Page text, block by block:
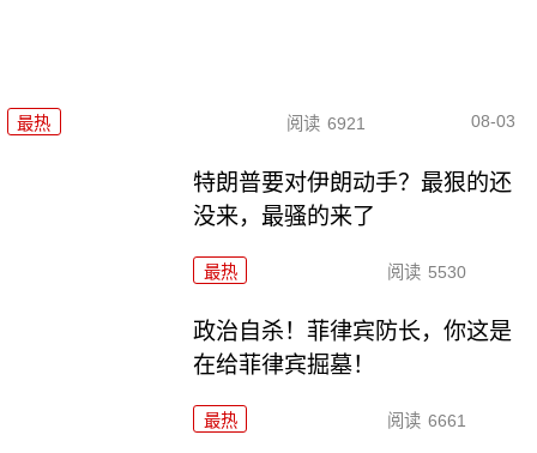
最热 阅读 6921 08-03
特朗普要对伊朗动手？最狠的还
没来，最骚的来了
最热 阅读 5530
政治自杀！菲律宾防长，你这是
在给菲律宾掘墓！
最热 阅读 6661